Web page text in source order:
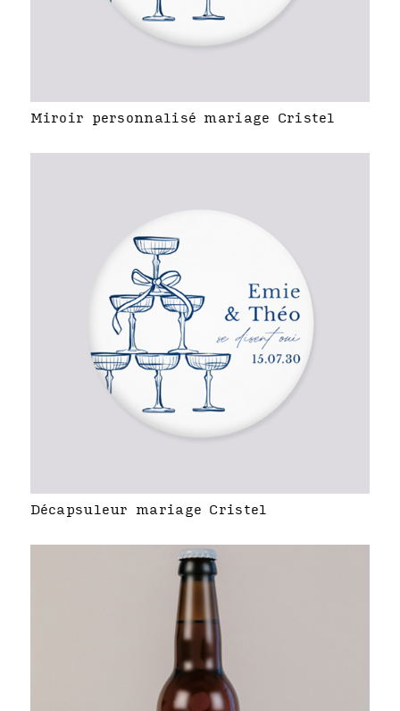
Miroir personnalisé mariage Cristel
Décapsuleur mariage Cristel